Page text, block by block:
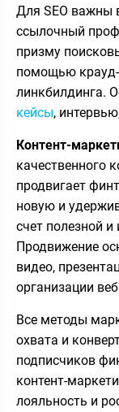
Для SEO важны
ссылочный
призму
помощью крауд-
линкбилдинга.
кейсы,
Контент-
качественного
продвигает
новую и
счет полезной
Продвижение
видео,
организации
Все методы
охвата и
подписчиков
контент-
лояльность и